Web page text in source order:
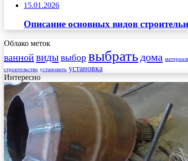
15.01.2026
Описание основных видов
Облако меток
ваннойвидывыбор выбратьдома
строительство установить установка
Интересно